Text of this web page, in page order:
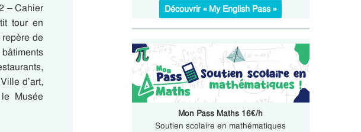
– Cahier
tour en
de
d’art,
Musée
Découvrir « My English Pass »
Mon Pass Maths 16€/h
Soutien scolaire en mathématiques